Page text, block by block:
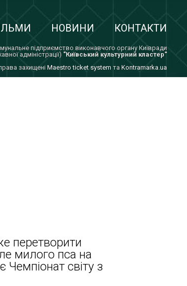
НОВИНИ КОНТАКТИ
підприємство виконавчого органу Київради
адміністрації) "Київський культурний кластер"
захищенiMaestro ticket system та Kontramarka.ua
перетворити
милого пса на
світу з